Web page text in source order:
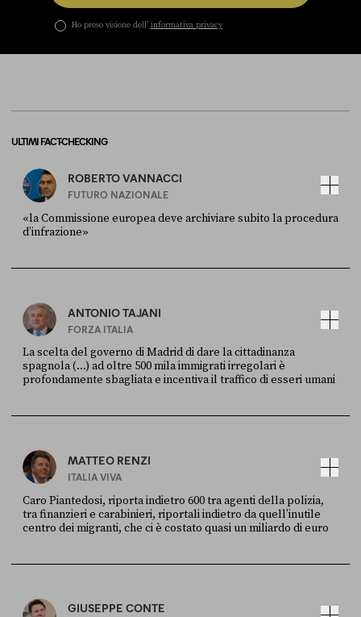
Ho preso visione dell’ informativa privacy
ULTIMI FACT-CHECKING
ROBERTO VANNACCI
FUTURO NAZIONALE
«la Commissione europea deve archiviare subito la procedura
d’infrazione»
ANTONIO TAJANI
FORZA ITALIA
La scelta del governo di Madrid di dare la cittadinanza
spagnola (...) ad oltre 500 mila immigrati irregolari è
profondamente sbagliata e incentiva il traffico di esseri umani
MATTEO RENZI
ITALIA VIVA
Caro Piantedosi, riporta indietro 600 tra agenti della polizia,
tra finanzieri e carabinieri, riportali indietro da quell’inutile
centro dei migranti, che ci è costato quasi un miliardo di euro
GIUSEPPE CONTE